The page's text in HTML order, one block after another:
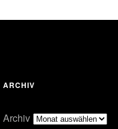
ARCHIV
Archiv